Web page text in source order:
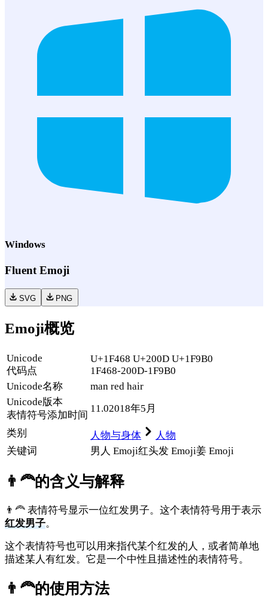
Windows
Fluent Emoji
SVG PNG
Emoji概览
Unicode
代码点
U+1F468 U+200D U+1F9B0
1F468-200D-1F9B0
Unicode名称
man red hair
Unicode版本
表情符号添加时间
11.02018年5月
类别 人物与身体
人物
关键词
男人 Emoji红头发 Emoji姜 Emoji
👨‍🦰的含义与解释
👨‍🦰 表情符号显示一位红发男子。这个表情符号用于表示
红发男子。
这个表情符号也可以用来指代某个红发的人，或者简单地
描述某人有红发。它是一个中性且描述性的表情符号。
👨‍🦰的使用方法